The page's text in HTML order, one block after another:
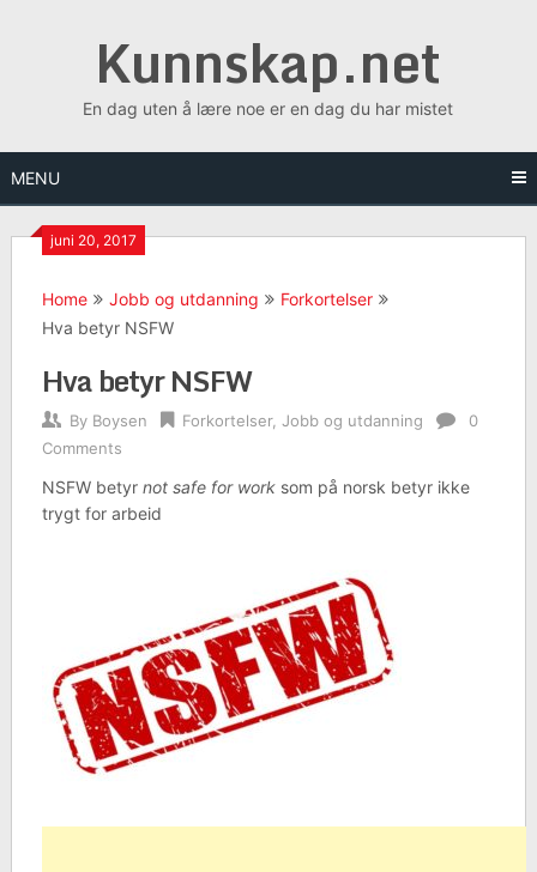
Kunnskap.net
En dag uten å lære noe er en dag du har mistet
MENU
juni 20, 2017
Home Jobb og utdanning
Forkortelser
Hva betyr NSFW
Hva betyr NSFW
By Boysen Forkortelser, Jobb og utdanning
0
Comments
NSFW betyr not safe for worksom på norsk betyr ikke
trygt for arbeid